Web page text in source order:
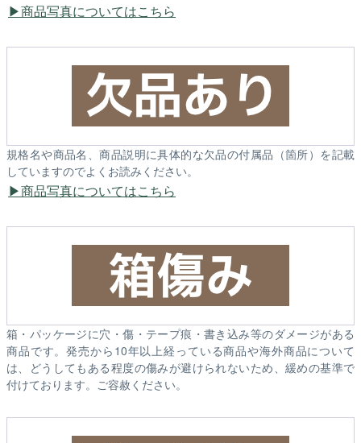
商品写真についてはこちら
規格名や商品名、商品説明に具体的な欠品の付属品（箇所）を記載
していますのでよくお読みください。
商品写真についてはこちら
箱・パッケージに穴・傷・テープ痕・書き込み等のダメージがある
商品です。発売から10年以上経っている商品や海外商品について
は、どうしてもある程度の傷みが避けられないため、緩めの基準で
付けております。ご容赦ください。